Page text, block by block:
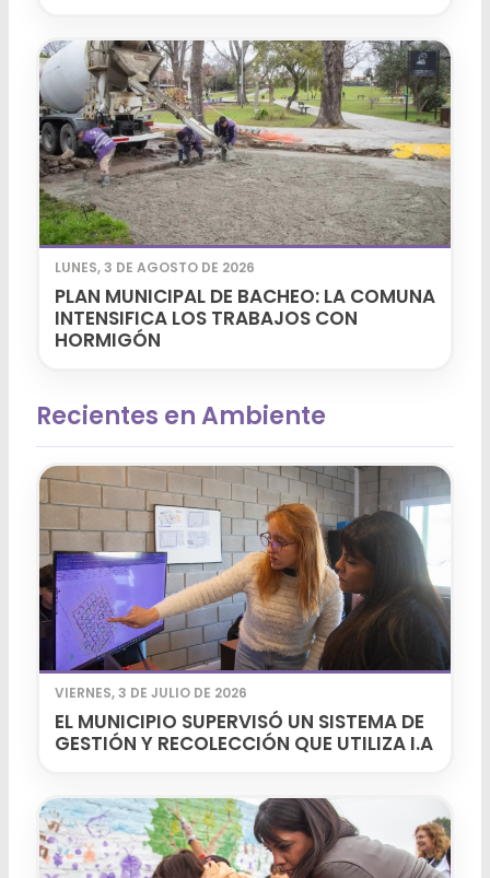
LUNES, 3 DE AGOSTO DE 2026
PLAN MUNICIPAL DE BACHEO: LA COMUNA
INTENSIFICA LOS TRABAJOS CON
HORMIGÓN
Recientes en Ambiente
VIERNES, 3 DE JULIO DE 2026
EL MUNICIPIO SUPERVISÓ UN SISTEMA DE
GESTIÓN Y RECOLECCIÓN QUE UTILIZA I.A